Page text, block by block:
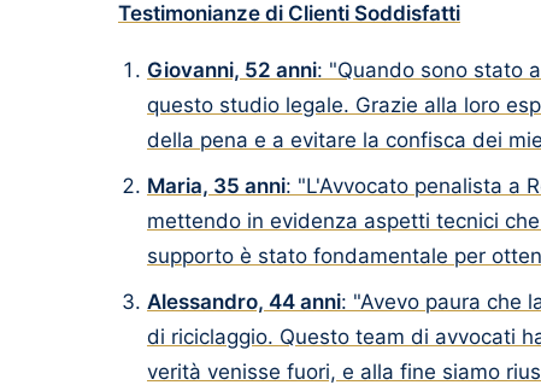
Testimonianze di Clienti Soddisfatti
Giovanni, 52 anni: "Quando sono stato
questo studio legale. Grazie alla loro
della pena e a evitare la confisca dei
Maria, 35 anni: "L'Avvocato penalista a
mettendo in evidenza aspetti tecnici
supporto è stato fondamentale per
Alessandro, 44 anni: "Avevo paura che
di riciclaggio. Questo team di avvocati
verità venisse fuori, e alla fine siamo